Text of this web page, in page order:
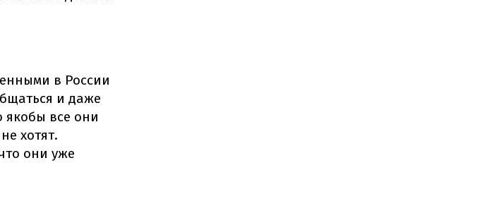
в России
и даже
якобы все они
хотят.
они уже